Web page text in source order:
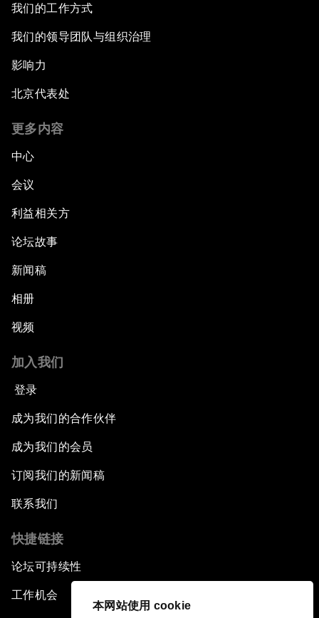
本网站使用 cookie
我们的工作方式
我们的领导团队与组织治理
影响力
北京代表处
更多内容
中心
会议
利益相关方
论坛故事
新闻稿
相册
视频
加入我们
登录
成为我们的合作伙伴
成为我们的会员
订阅我们的新闻稿
联系我们
快捷链接
论坛可持续性
工作机会